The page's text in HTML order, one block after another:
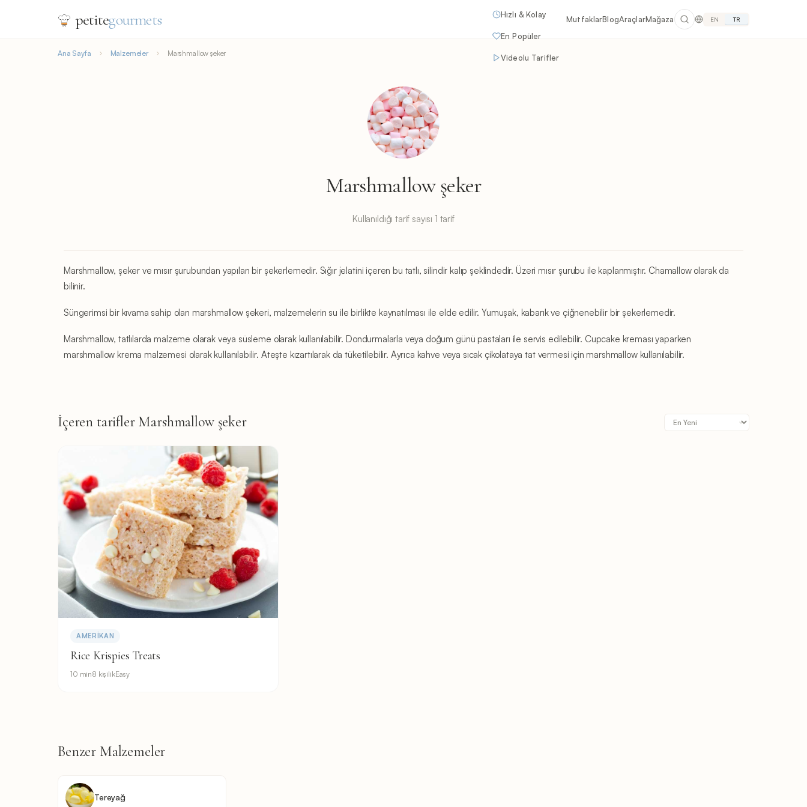
petitegourmets Hızlı & Kolay
En Popüler
Videolu Tarifler
MutfaklarBlogAraçlarMağaza EN TR
Ana Sayfa Malzemeler Marshmallow şeker
Marshmallow şeker
Kullanıldığı tarif sayısı 1 tarif
Marshmallow, şeker ve mısır şurubundan yapılan bir şekerlemedir. Sığır jelatini içeren bu tatlı, silindir kalıp şeklindedir. Üzeri mısır şurubu ile kaplanmıştır. Chamallow olarak da
bilinir.
Süngerimsi bir kıvama sahip olan marshmallow şekeri, malzemelerin su ile birlikte kaynatılması ile elde edilir. Yumuşak, kabarık ve çiğnenebilir bir şekerlemedir.
Marshmallow, tatlılarda malzeme olarak veya süsleme olarak kullanılabilir. Dondurmalarla veya doğum günü pastaları ile servis edilebilir. Cupcake kreması yaparken
marshmallow krema malzemesi olarak kullanılabilir. Ateşte kızartılarak da tüketilebilir. Ayrıca kahve veya sıcak çikolataya tat vermesi için marshmallow kullanılabilir.
İçeren tarifler Marshmallow şeker
AMERIKAN
Rice Krispies Treats
10 min8 kişilikEasy
Benzer Malzemeler
Tereyağ